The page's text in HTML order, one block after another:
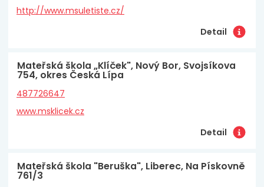
http://www.msuletiste.cz/
Detail
Mateřská škola „Klíček", Nový Bor, Svojsíkova
754, okres Česká Lípa
487726647
www.msklicek.cz
Detail
Mateřská škola "Beruška", Liberec, Na Pískovně
761/3